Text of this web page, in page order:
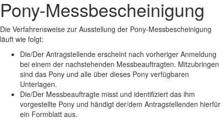
Pony-Messbescheinigung
Die Verfahrensweise zur Ausstellung der Pony-Messbescheinigung
läuft wie folgt:
Die/Der Antragstellende erscheint nach vorheriger Anmeldung
bei einem der nachstehenden Messbeauftragten. Mitzubringen
sind das Pony und alle über dieses Pony verfügbaren
Unterlagen.
Die/Der Messbeauftragte misst und identifiziert das ihm
vorgestellte Pony und händigt der/dem Antragstellenden hierfür
ein Formblatt aus.